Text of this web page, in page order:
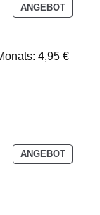
ANGEBOT
IM
4,95 €
ANGEBOT
IM